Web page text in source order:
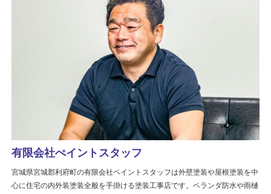
有限会社ぺイントスタッフ
宮城県宮城郡利府町の有限会社ペイントスタッフは外壁塗装や屋根塗装を中
心に住宅の内外装塗装全般を手掛ける塗装工事店です。ベランダ防水や雨樋